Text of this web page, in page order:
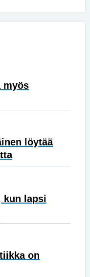
myös
löytää
kun lapsi
on